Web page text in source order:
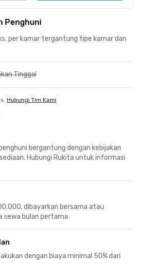
Penghuni
per kamar tergantung tipe kamar dan
Tinggal
Hubungi Tim Kami
bergantung dengan kebijakan
Hubungi Rukita untuk informasi
dibayarkan bersama atau
sewa bulan pertama
dengan biaya minimal 50% dari